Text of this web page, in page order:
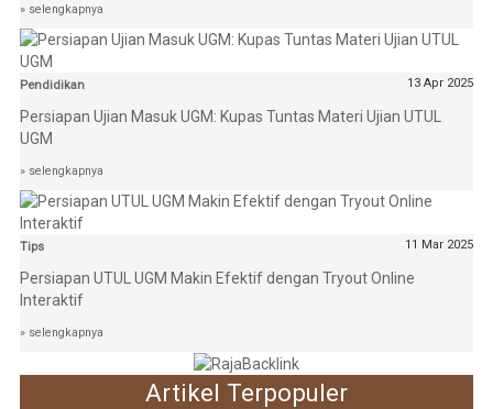
» selengkapnya
Pendidikan 13 Apr 2025
Persiapan Ujian Masuk UGM: Kupas Tuntas Materi Ujian UTUL
UGM
» selengkapnya
Tips 11 Mar 2025
Persiapan UTUL UGM Makin Efektif dengan Tryout Online
Interaktif
» selengkapnya
Artikel Terpopuler